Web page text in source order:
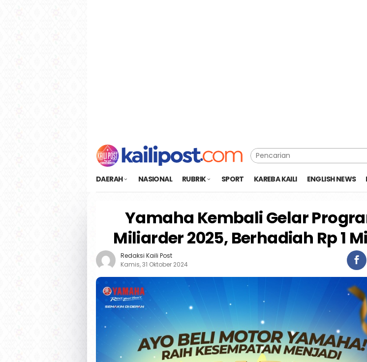
DAERAH NASIONAL RUBRIK SPORT KAREBA KAILI ENGLISH NEWS
Yamaha Kembali Gelar
Miliarder 2025, Berhadiah Rp 1
Redaksi Kaili Post
Kamis, 31 Oktober 2024